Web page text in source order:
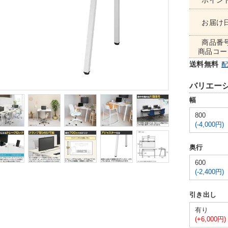
お届け
商品番
商品コ
送料無料
バリエー
幅
800
(-4,000円)
奥行
600
(-2,400円)
引き出し
有り
(+6,000円)